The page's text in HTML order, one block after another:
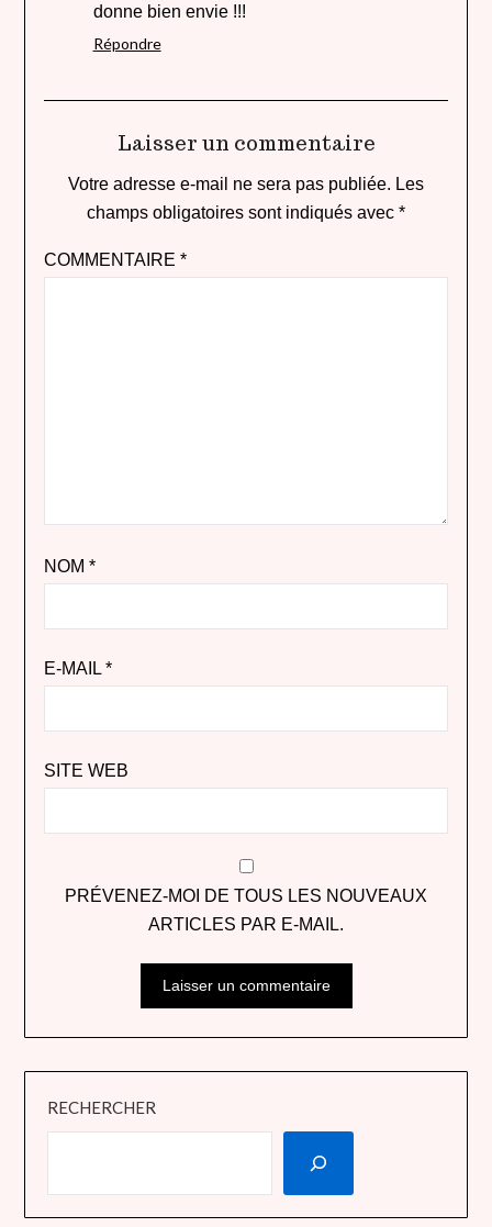
donne bien envie !!!
Répondre
Laisser un commentaire
Votre adresse e-mail ne sera pas publiée. Les
champs obligatoires sont indiqués avec *
COMMENTAIRE *
NOM *
E-MAIL *
SITE WEB
PRÉVENEZ-MOI DE TOUS LES NOUVEAUX
ARTICLES PAR E-MAIL.
RECHERCHER